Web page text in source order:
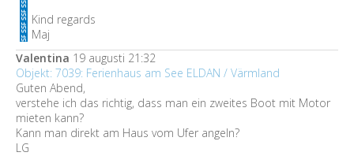
Kind regards
Maj
Valentina 19 augusti 21:32
Objekt: 7039: Ferienhaus am See ELDAN / Värmland
Guten Abend,
verstehe ich das richtig, dass man ein zweites Boot mit Motor
mieten kann?
Kann man direkt am Haus vom Ufer angeln?
LG